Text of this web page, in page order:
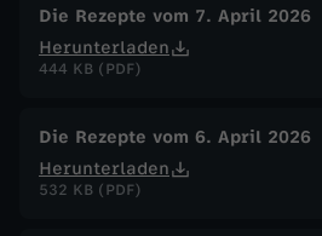
Die Rezepte vom 7. April 2026
Herunterladen
444 KB (PDF)
Die Rezepte vom 6. April 2026
Herunterladen
532 KB (PDF)